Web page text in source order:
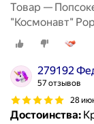
Товар —
"Космонавт"
279192
57 отзывов
28
Достоинства: